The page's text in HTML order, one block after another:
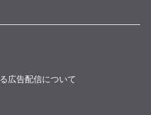
広告配信について